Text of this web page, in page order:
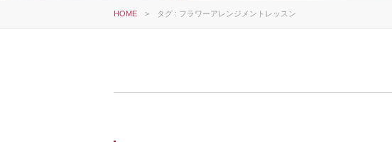
HOME > タグ : フラワーアレンジメントレッスン